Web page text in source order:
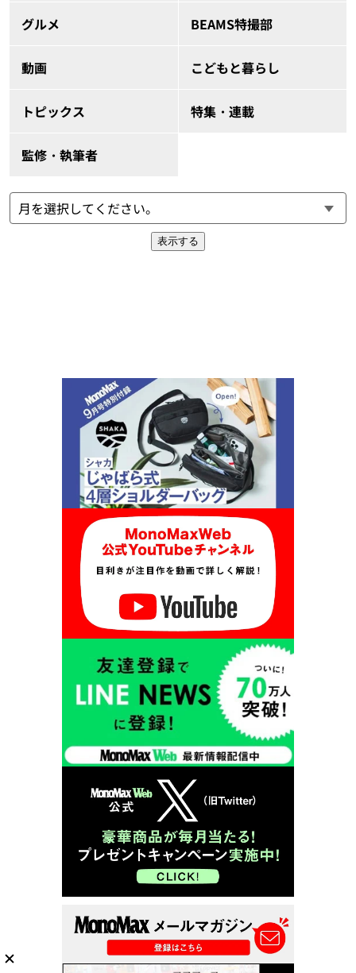
グルメ BEAMS特撮部
動画 こどもと暮らし
トピックス 特集・連載
監修・執筆者
表示する